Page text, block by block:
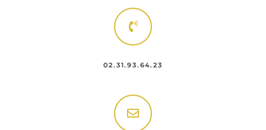
02.31.93.64.23